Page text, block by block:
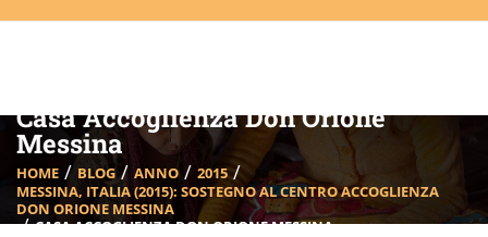
Casa Accoglienza Don Orione
Messina
HOME BLOG ANNO
2015
MESSINA, ITALIA (2015): SOSTEGNO AL CENTRO ACCOGLIENZA
DON ORIONE MESSINA
CASA ACCOGLIENZA DON ORIONE MESSINA